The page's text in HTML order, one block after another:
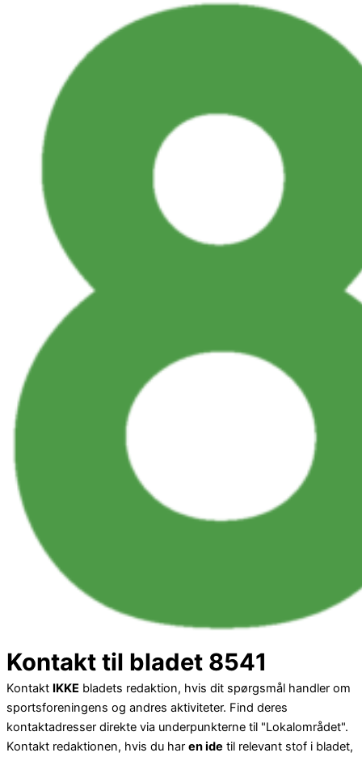
Kontakt til bladet 8541
Kontakt IKKE bladets redaktion, hvis dit spørgsmål handler om
sportsforeningens og andres aktiviteter. Find deres
kontaktadresser direkte via underpunkterne til "Lokalområdet".
Kontakt redaktionen, hvis du har en ide til relevant stof i bladet,